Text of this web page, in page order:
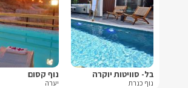
בל- סוויטות יוקרה
נוף כנרת
נוף קסום
יערה